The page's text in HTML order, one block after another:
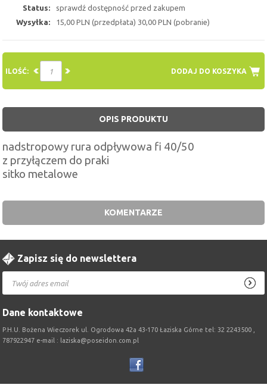
Status:
sprawdź dostępność przed zakupem
Wysyłka:
15,00 PLN (przedpłata) 30,00 PLN (pobranie)
DODAJ DO KOSZYKA
ILOŚĆ:
OPIS PRODUKTU
nadstropowy rura odpływowa fi 40/50
z przyłączem do praki
sitko metalowe
KOMENTARZE
Zapisz się do newslettera
Dane kontaktowe
P.H.U. Bożena Wieczorek ul. Ogrodowa 42a 43-170 Łaziska Górne tel: 32 2243500 ,
787922947 e-mail : laziska@poseidon.com.pl